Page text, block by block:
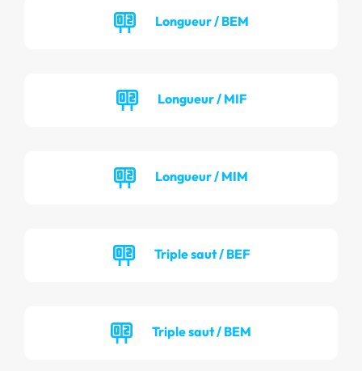
Longueur / BEM
Longueur / MIF
Longueur / MIM
Triple saut / BEF
Triple saut / BEM